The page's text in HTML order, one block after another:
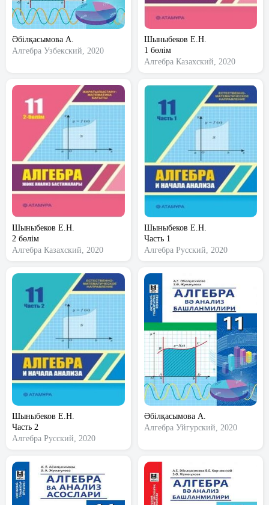
Әбілқасымова А.
Алгебра Узбекский, 2020
Шыныбеков Е.Н.
1 бөлім
Алгебра Казахский, 2020
Шыныбеков Е.Н.
2 бөлім
Алгебра Казахский, 2020
Шыныбеков Е.Н.
Часть 1
Алгебра Русский, 2020
Шыныбеков Е.Н.
Часть 2
Алгебра Русский, 2020
Әбілқасымова А.
Алгебра Уйгурский, 2020